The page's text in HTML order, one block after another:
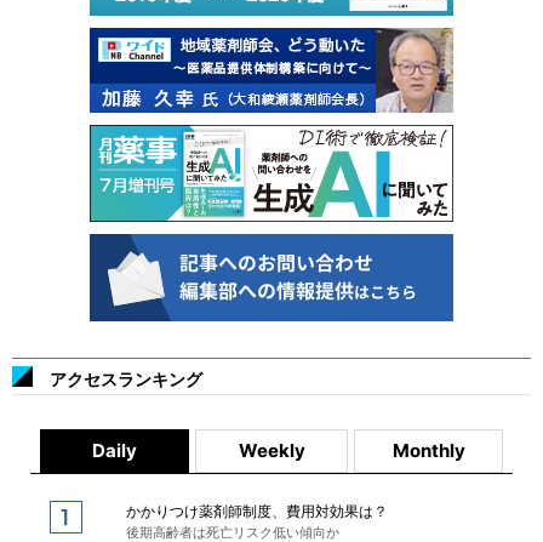
アクセスランキング
Daily Weekly Monthly
かかりつけ薬剤師制度、費用対効果は？
後期高齢者は死亡リスク低い傾向か